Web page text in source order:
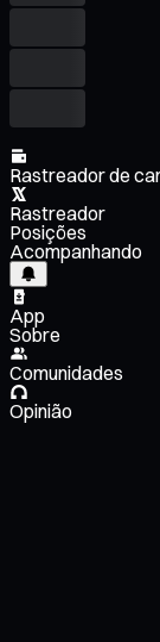
Rastreador de
Rastreador
Posições
Acompanhando
App
Sobre
Comunidades
Opinião